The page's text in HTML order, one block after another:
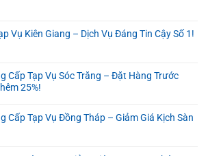
Vụ Kiên Giang – Dịch Vụ Đáng Tin Cậy Số 1!
Cấp Tạp Vụ Sóc Trăng – Đặt Hàng Trước
25%!
Cấp Tạp Vụ Đồng Tháp – Giảm Giá Kịch Sàn